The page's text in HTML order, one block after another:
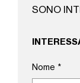
SONO
Nome *